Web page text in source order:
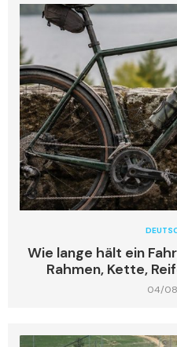
Wie lange hält ein
Rahmen, Kette,
04/